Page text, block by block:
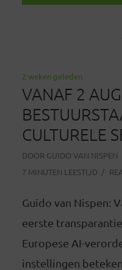
2 weken geleden
VANAF 2
CULTURELE
DOOR GUIDO VAN NISPEN
7 MINUTEN LEESTIJD
Guido van Nispen:
eerste
Europese AI-
instellingen